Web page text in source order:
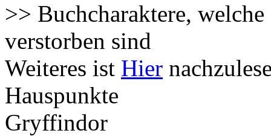
>> Buchcharaktere,
verstorben sind
Weiteres ist Hier
Hauspunkte
Gryffindor